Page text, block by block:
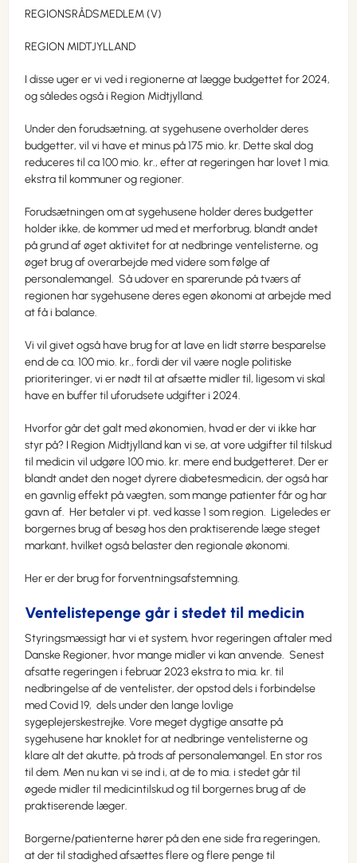
REGIONSRÅDSMEDLEM (V)
REGION MIDTJYLLAND
I disse uger er vi ved i regionerne at lægge budgettet for 2024,
og således også i Region Midtjylland.
Under den forudsætning, at sygehusene overholder deres
budgetter, vil vi have et minus på 175 mio. kr. Dette skal dog
reduceres til ca 100 mio. kr., efter at regeringen har lovet 1 mia.
ekstra til kommuner og regioner.
Forudsætningen om at sygehusene holder deres budgetter
holder ikke, de kommer ud med et merforbrug, blandt andet
på grund af øget aktivitet for at nedbringe ventelisterne, og
øget brug af overarbejde med videre som følge af
personalemangel. Så udover en sparerunde på tværs af
regionen har sygehusene deres egen økonomi at arbejde med
at få i balance.
Vi vil givet også have brug for at lave en lidt større besparelse
end de ca. 100 mio. kr., fordi der vil være nogle politiske
prioriteringer, vi er nødt til at afsætte midler til, ligesom vi skal
have en buffer til uforudsete udgifter i 2024.
Hvorfor går det galt med økonomien, hvad er der vi ikke har
styr på? I Region Midtjylland kan vi se, at vore udgifter til tilskud
til medicin vil udgøre 100 mio. kr. mere end budgetteret. Der er
blandt andet den noget dyrere diabetesmedicin, der også har
en gavnlig effekt på vægten, som mange patienter får og har
gavn af. Her betaler vi pt. ved kasse 1 som region. Ligeledes er
borgernes brug af besøg hos den praktiserende læge steget
markant, hvilket også belaster den regionale økonomi.
Her er der brug for forventningsafstemning.
Ventelistepenge går i stedet til medicin
Styringsmæssigt har vi et system, hvor regeringen aftaler med
Danske Regioner, hvor mange midler vi kan anvende. Senest
afsatte regeringen i februar 2023 ekstra to mia. kr. til
nedbringelse af de ventelister, der opstod dels i forbindelse
med Covid 19, dels under den lange lovlige
sygeplejerskestrejke. Vore meget dygtige ansatte på
sygehusene har knoklet for at nedbringe ventelisterne og
klare alt det akutte, på trods af personalemangel. En stor ros
til dem. Men nu kan vi se ind i, at de to mia. i stedet går til
øgede midler til medicintilskud og til borgernes brug af de
praktiserende læger.
Borgerne/patienterne hører på den ene side fra regeringen,
at der til stadighed afsættes flere og flere penge til